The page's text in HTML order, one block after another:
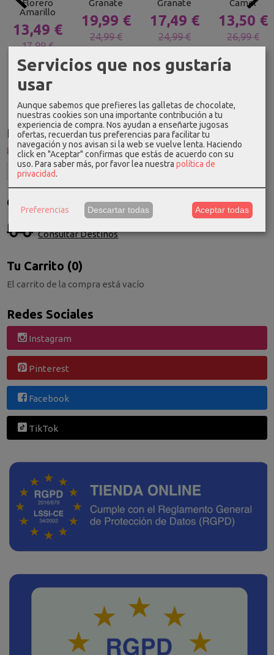
Idioma
Costes de Envío
Consultar Destinos
Tu Carrito (0)
El carrito de la compra está vacío
Redes Sociales
Instagram
Pinterest
Facebook
TikTok
Florero
Amarillo
13,49 €
17,99 €
Granate
19,99 €
24,99 €
Granate
17,49 €
24,99 €
Camel
13,50 €
26,99 €
Servicios que nos gustaría
usar
Aunque sabemos que prefieres las galletas de chocolate,
nuestras cookies son una importante contribución a tu
experiencia de compra. Nos ayudan a enseñarte jugosas
ofertas, recuerdan tus preferencias para facilitar tu
navegación y nos avisan si la web se vuelve lenta. Haciendo
click en "Aceptar" confirmas que estás de acuerdo con su
uso. Para saber más, por favor lea nuestra política de
privacidad.
Preferencias Descartar todas Aceptar todas